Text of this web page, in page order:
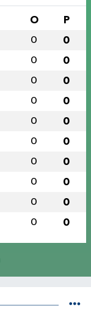
O P
0 0
0 0
0 0
0 0
0 0
0 0
0 0
0 0
0 0
0 0